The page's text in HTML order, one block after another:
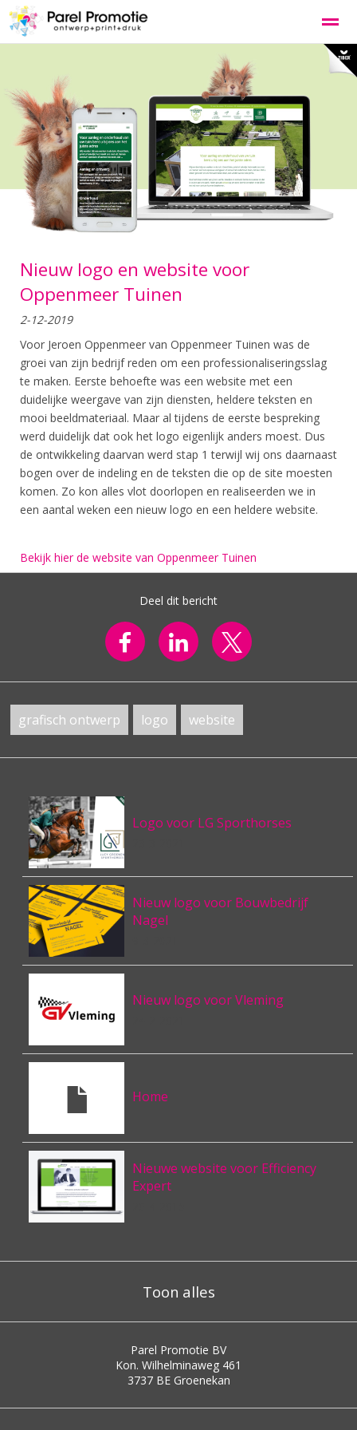
Website voor
Home Nieuws Bellen E-mail
Nieuw logo en website voor
Oppenmeer Tuinen
2-12-2019
Voor Jeroen Oppenmeer van Oppenmeer Tuinen was de
groei van zijn bedrijf reden om een professionaliseringsslag
te maken. Eerste behoefte was een website met een
duidelijke weergave van zijn diensten, heldere teksten en
mooi beeldmateriaal. Maar al tijdens de eerste bespreking
werd duidelijk dat ook het logo eigenlijk anders moest. Dus
de ontwikkeling daarvan werd stap 1 terwijl wij ons daarnaast
bogen over de indeling en de teksten die op de site moesten
komen. Zo kon alles vlot doorlopen en realiseerden we in
een aantal weken een nieuw logo en een heldere website.
Bekijk hier de website van Oppenmeer Tuinen
Deel dit bericht
grafisch ontwerp logo website
Logo voor LG Sporthorses
Nieuw logo voor Bouwbedrijf
Nagel
Nieuw logo voor Vleming
Home
Nieuwe website voor Efficiency
Expert
Toon alles
Parel Promotie BV
Kon. Wilhelminaweg 461
3737 BE Groenekan